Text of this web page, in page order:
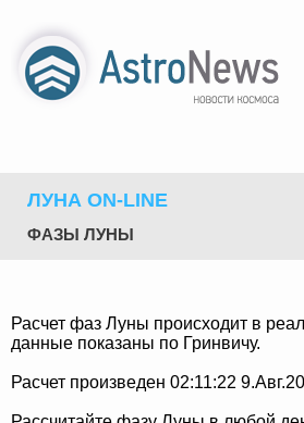
ЛУНА ON-LINE
ФАЗЫ ЛУНЫ
Расчет фаз Луны происходит в
данные показаны по Гринвичу.
Расчет произведен 02:11:22